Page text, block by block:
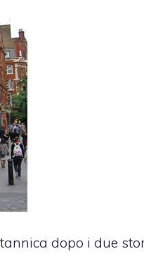
dopo i due